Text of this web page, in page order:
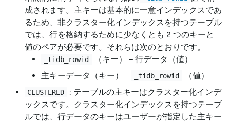
成されます。主キーは基本的に一意インデックスであ
るため、非クラスター化インデックスを持つテーブル
では、行を格納するために少なくとも 2 つのキーと
値のペアが必要です。それらは次のとおりです。
_tidb_rowid
（キー） - 行データ（値）
主キーデータ（キー） -
_tidb_rowid （値）
CLUSTERED
: テーブルの主キーはクラスター化インデ
ックスです。クラスター化インデックスを持つテーブ
ルでは、行データのキーはユーザーが指定した主キー